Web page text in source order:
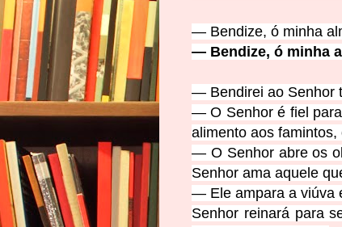
— Bendize, ó minha
— Bendize, ó minha
— Bendirei ao Senhor
— O Senhor é fiel
alimento aos
— O Senhor abre os
Senhor ama aquele
— Ele ampara a viúva
Senhor reinará para